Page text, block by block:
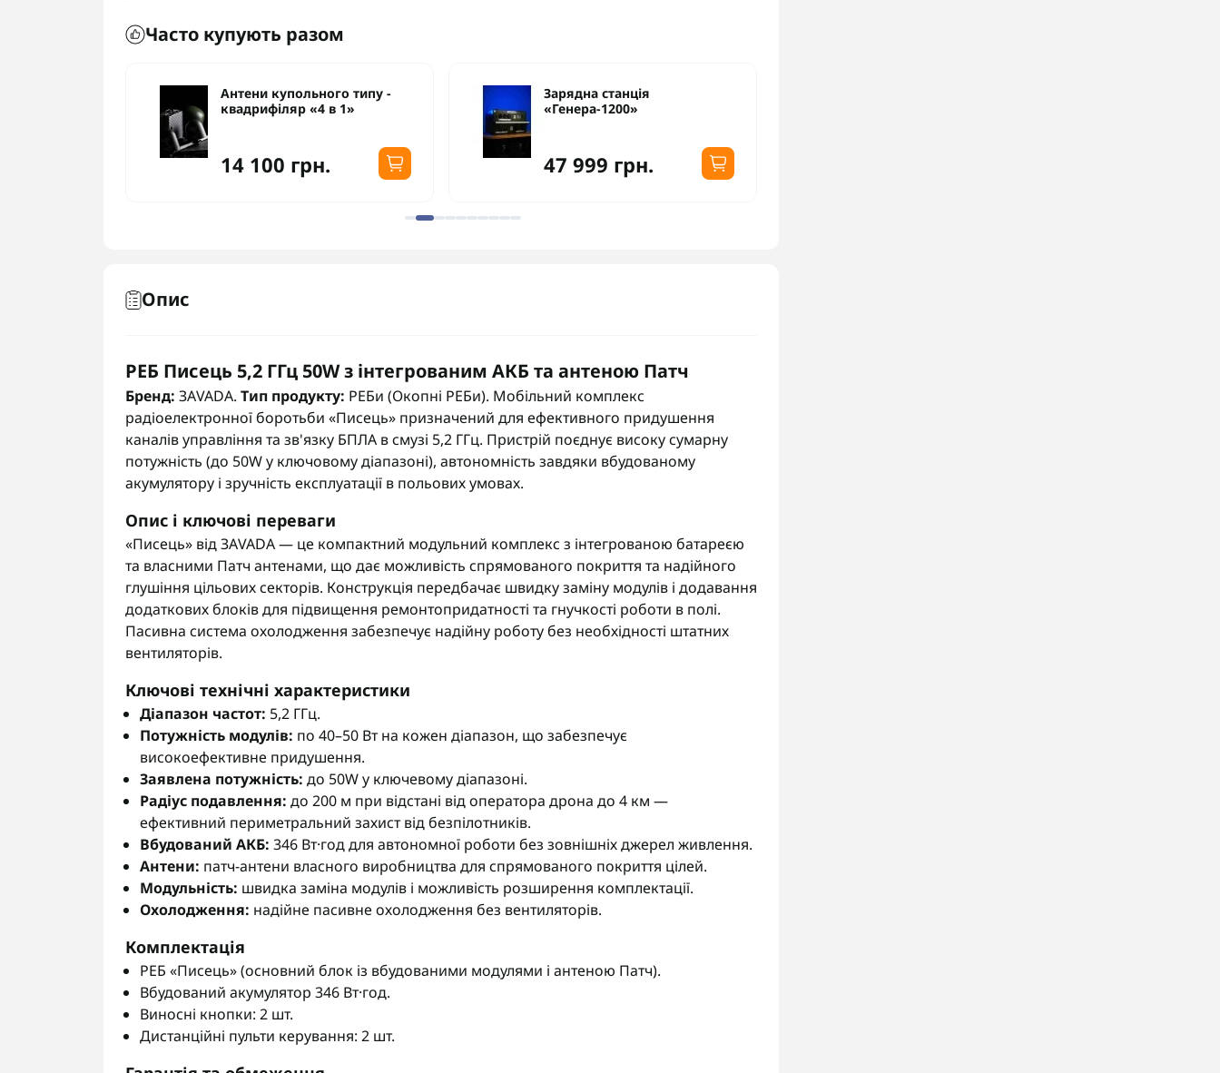
Часто купують разом
Антени купольного типу -
квадрифіляр «4 в 1»
14 100 грн.
Зарядна станція
«Генера-1200»
47 999 грн.
Опис
РЕБ Писець 5,2 ГГц 50W з інтегрованим АКБ та антеною Патч
Бренд: ЗАVADA. Тип продукту: РЕБи (Окопні РЕБи). Мобільний комплекс
радіоелектронної боротьби «Писець» призначений для ефективного придушення
каналів управління та зв'язку БПЛА в смузі 5,2 ГГц. Пристрій поєднує високу сумарну
потужність (до 50W у ключовому діапазоні), автономність завдяки вбудованому
акумулятору і зручність експлуатації в польових умовах.
Опис і ключові переваги
«Писець» від ЗАVADA — це компактний модульний комплекс з інтегрованою батареєю
та власними Патч антенами, що дає можливість спрямованого покриття та надійного
глушіння цільових секторів. Конструкція передбачає швидку заміну модулів і додавання
додаткових блоків для підвищення ремонтопридатності та гнучкості роботи в полі.
Пасивна система охолодження забезпечує надійну роботу без необхідності штатних
вентиляторів.
Ключові технічні характеристики
Діапазон частот: 5,2 ГГц.
Потужність модулів: по 40–50 Вт на кожен діапазон, що забезпечує
високоефективне придушення.
Заявлена потужність: до 50W у ключевому діапазоні.
Радіус подавлення: до 200 м при відстані від оператора дрона до 4 км —
ефективний периметральний захист від безпілотників.
Вбудований АКБ: 346 Вт·год для автономної роботи без зовнішніх джерел живлення.
Антени: патч-антени власного виробництва для спрямованого покриття цілей.
Модульність: швидка заміна модулів і можливість розширення комплектації.
Охолодження: надійне пасивне охолодження без вентиляторів.
Комплектація
РЕБ «Писець» (основний блок із вбудованими модулями і антеною Патч).
Вбудований акумулятор 346 Вт·год.
Виносні кнопки: 2 шт.
Дистанційні пульти керування: 2 шт.